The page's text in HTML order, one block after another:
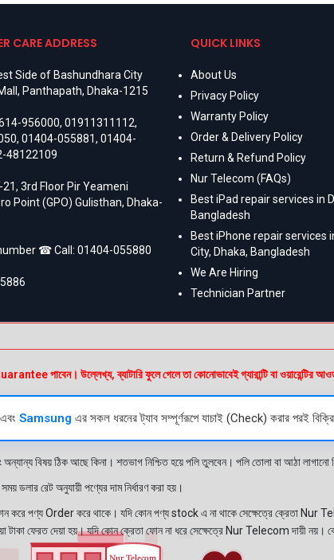
CARE ADDRESS
Side of Bashundhara City
Panthapath, Dhaka-1215
956000,01911311112,
,01404-055881,01404-
48122109
21, 3rd Floor Pir Yeameni
Point (GPO) Gulisthan, Dhaka-
☎ Call:01404-055880
QUICK LINKS
About Us
Privacy Policy
Warranty Policy
Order & Delivery Policy
Return & Refund Policy
Nur Telecom (FAQs)
Best iPad repair services in
Bangladesh
Best iPhone repair services
City, Dhaka, Bangladesh
We Are Hiring
Technician Partner
পাবেন। উল্লেখ্য, ব্যাটারি ফুলে গেলে তা কোনোভাবেই গ্যারান্টি বা ওয়ারেন্টির
Samsung এর সকল ধরনের ট্যাব সম্পূর্ণরূপে যাচাই (Check) করার পরই বিক্রি
বিষয় ঠিক আছে কিনা। শতভাগ নিশ্চিত হয়ে পলি তুলবেন। পলি তোলা বা আঠা
ডলার রেট অনুযায়ী পণ্যের দাম নির্ধারণ করা হয়।
পণ্য Order করে থাকে। যদি কোন পণ্য stock এ না থাকে সেক্ষেত্রে ক্রেতা Nur
টাকা ফেরত দেয়া হয়। যদি কোন ক্রেতা ফোন না ধরে সেক্ষেত্রে Nur Telecom দায়ী নয়।